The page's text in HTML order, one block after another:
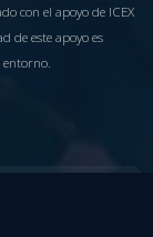
con el apoyo de ICEX
de este apoyo es